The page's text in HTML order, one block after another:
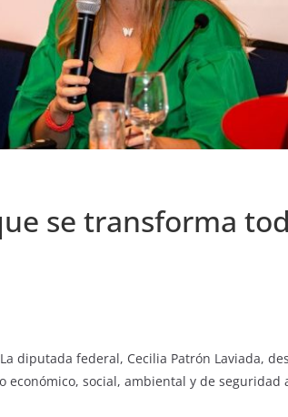
se transforma
diputada federal, Cecilia Patrón Laviada,
económico, social, ambiental y de seguridad